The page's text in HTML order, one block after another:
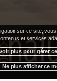
sur ce site,
et services
plus pour gérer